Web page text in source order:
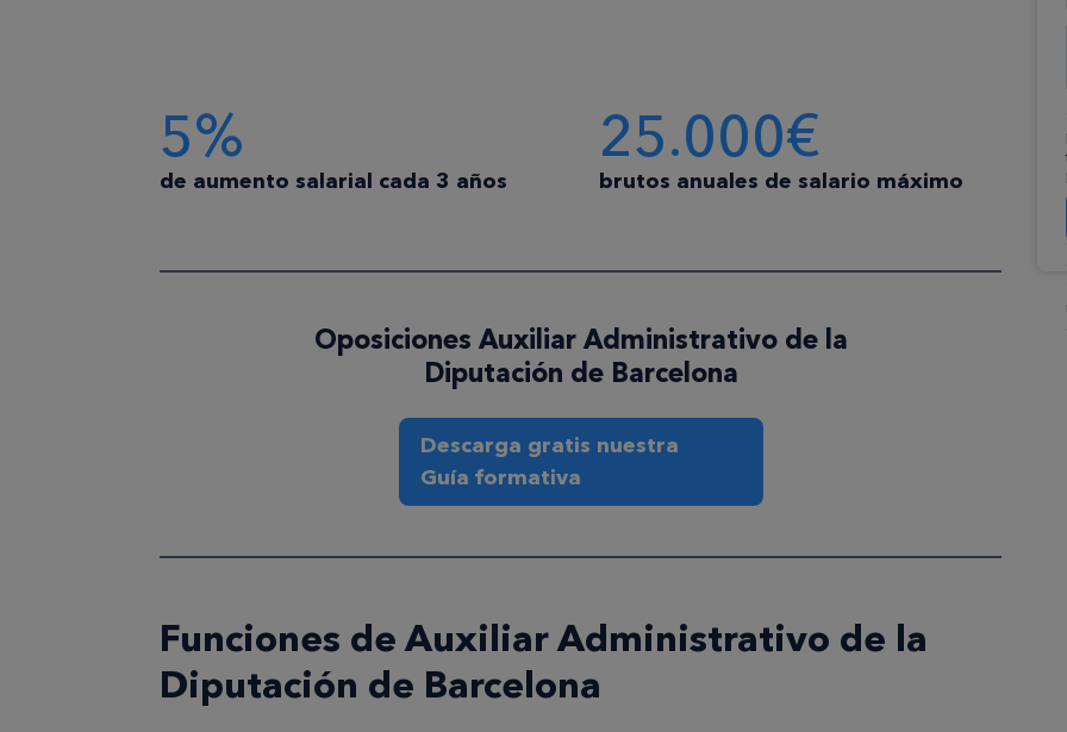
5%
de aumento salarial cada 3 años
25.000€
brutos anuales de salario máximo
Oposiciones Auxiliar Administrativo de la
Diputación de Barcelona
Descarga gratis nuestra
Guía formativa
Funciones de Auxiliar Administrativo de la
Diputación de Barcelona